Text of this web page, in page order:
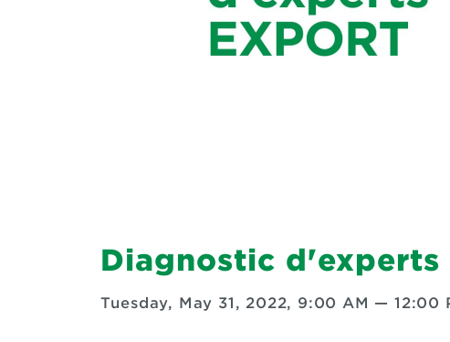
Diagnostic d'experts
Tuesday, May 31, 2022, 9:00 AM — 12:00